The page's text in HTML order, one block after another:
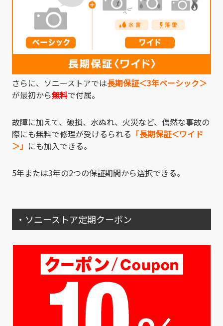
さらに、ソニーストアでは長期保証＜3年ベーシック＞
が最初から無料で付属。
故障に加えて、破損、水ぬれ、火災など、偶然な事故の
際にも無料で修理が受けるられる 「長期保証＜ワイド
＞」 にも加入できる。
5年または3年の2つの保証期間から選択できる。
・ソニーストア定期クーポン